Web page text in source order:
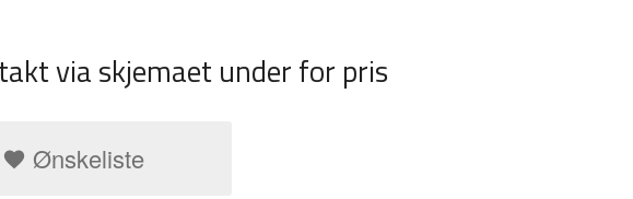
via skjemaet under for pris
Ønskeliste